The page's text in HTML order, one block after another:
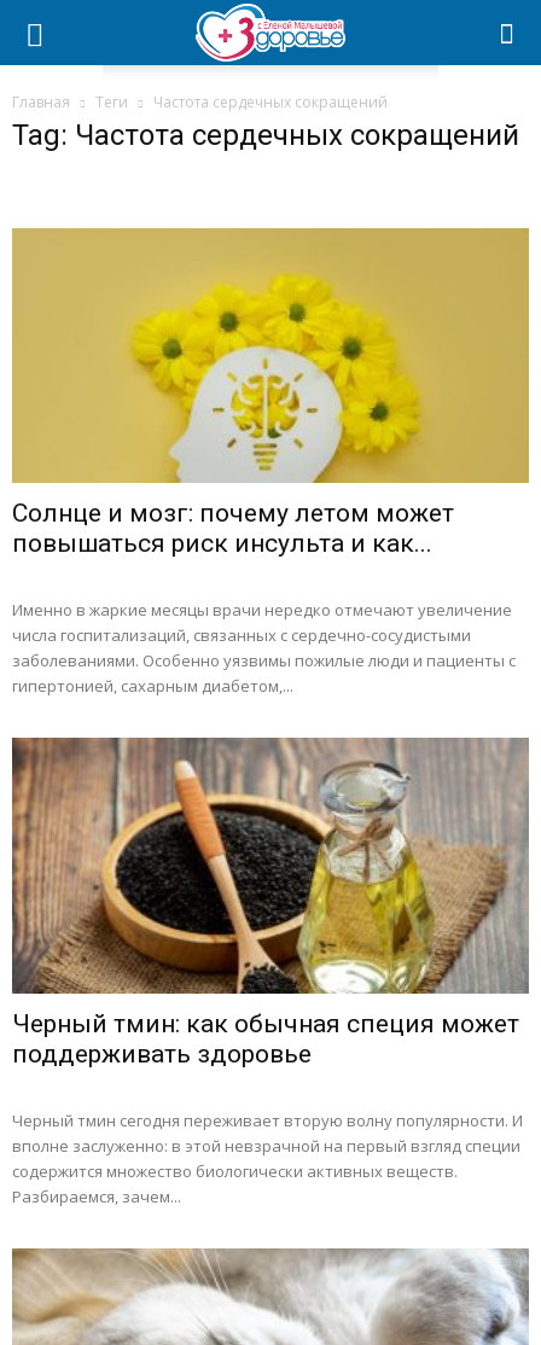
Главная Теги Частота сердечных сокращений
Tag: Частота сердечных сокращений
Солнце и мозг: почему летом может
повышаться риск инсульта и как...
Именно в жаркие месяцы врачи нередко отмечают увеличение
числа госпитализаций, связанных с сердечно-сосудистыми
заболеваниями. Особенно уязвимы пожилые люди и пациенты с
гипертонией, сахарным диабетом,...
Черный тмин: как обычная специя может
поддерживать здоровье
Черный тмин сегодня переживает вторую волну популярности. И
вполне заслуженно: в этой невзрачной на первый взгляд специи
содержится множество биологически активных веществ.
Разбираемся, зачем...